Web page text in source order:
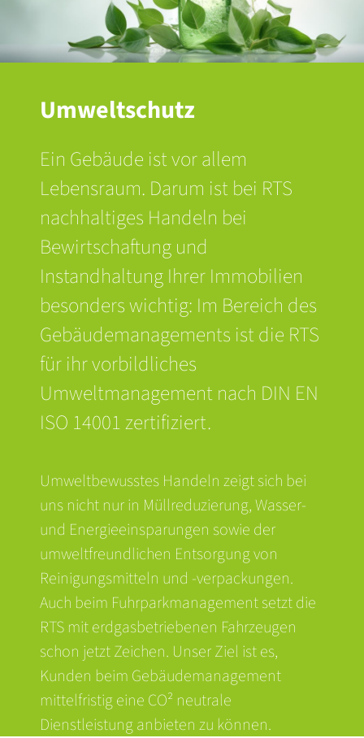
Umweltschutz
Ein Gebäude ist vor allem
Lebensraum. Darum ist bei RTS
nachhaltiges Handeln bei
Bewirtschaftung und
Instandhaltung Ihrer Immobilien
besonders wichtig: Im Bereich des
Gebäudemanagements ist die RTS
für ihr vorbildliches
Umweltmanagement nach DIN EN
ISO 14001 zertifiziert.
Umweltbewusstes Handeln zeigt sich bei
uns nicht nur in Müllreduzierung, Wasser-
und Energieeinsparungen sowie der
umweltfreundlichen Entsorgung von
Reinigungsmitteln und -verpackungen.
Auch beim Fuhrparkmanagement setzt die
RTS mit erdgasbetriebenen Fahrzeugen
schon jetzt Zeichen. Unser Ziel ist es,
Kunden beim Gebäudemanagement
mittelfristig eine CO² neutrale
Dienstleistung anbieten zu können.